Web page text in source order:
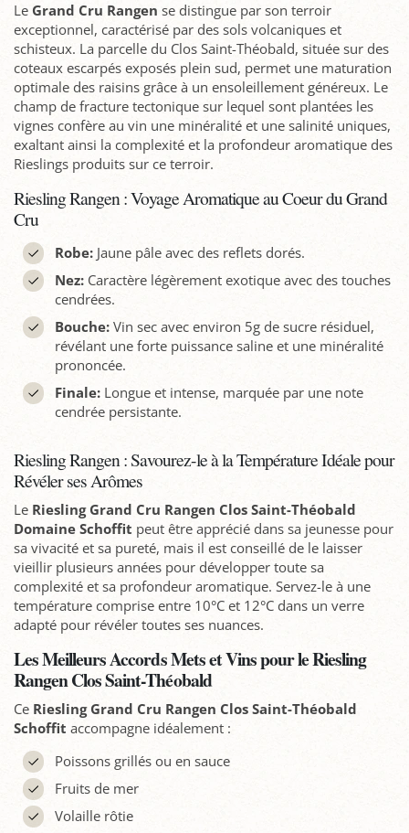
Le Grand Cru Rangen se distingue par son terroir
exceptionnel, caractérisé par des sols volcaniques et
schisteux. La parcelle du Clos Saint-Théobald, située sur des
coteaux escarpés exposés plein sud, permet une maturation
optimale des raisins grâce à un ensoleillement généreux. Le
champ de fracture tectonique sur lequel sont plantées les
vignes confère au vin une minéralité et une salinité uniques,
exaltant ainsi la complexité et la profondeur aromatique des
Rieslings produits sur ce terroir.
Riesling Rangen : Voyage Aromatique au Coeur du Grand
Cru
Robe:Jaune pâle avec des reflets dorés.
Nez:Caractère légèrement exotique avec des touches
cendrées.
Bouche:Vin sec avec environ 5g de sucre résiduel,
révélant une forte puissance saline et une minéralité
prononcée.
Finale:Longue et intense, marquée par une note
cendrée persistante.
Riesling Rangen : Savourez-le à la Température Idéale pour
Révéler ses Arômes
Le Riesling Grand Cru Rangen Clos Saint-Théobald
Domaine Schoffit peut être apprécié dans sa jeunesse pour
sa vivacité et sa pureté, mais il est conseillé de le laisser
vieillir plusieurs années pour développer toute sa
complexité et sa profondeur aromatique. Servez-le à une
température comprise entre 10°C et 12°C dans un verre
adapté pour révéler toutes ses nuances.
Les Meilleurs Accords Mets et Vins pour le Riesling
Rangen Clos Saint-Théobald
Ce Riesling Grand Cru Rangen Clos Saint-Théobald
Schoffit accompagne idéalement :
Poissons grillés ou en sauce
Fruits de mer
Volaille rôtie